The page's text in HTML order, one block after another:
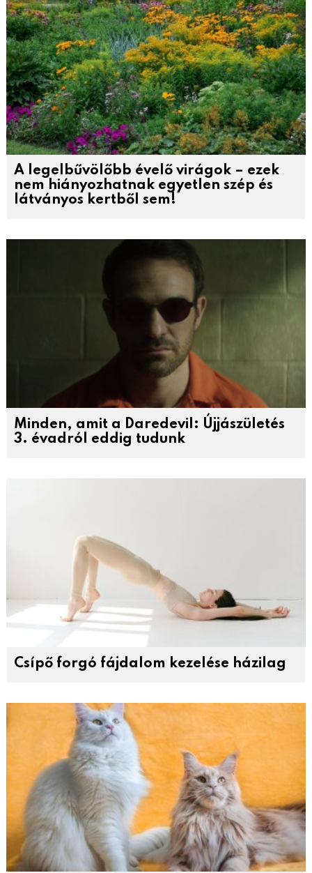
A legelbűvölőbb évelő virágok – ezek
nem hiányozhatnak egyetlen szép és
látványos kertből sem!
Minden, amit a Daredevil: Újjászületés
3. évadról eddig tudunk
Csípő forgó fájdalom kezelése házilag